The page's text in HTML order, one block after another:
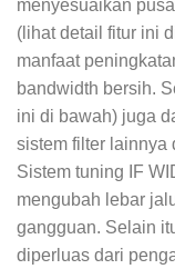
menyesuaikan
(lihat detail fitur ini
manfaat
bandwidth bersih.
ini di bawah) juga
sistem filter lainnya
Sistem tuning IF
mengubah lebar
gangguan. Selain
diperluas dari